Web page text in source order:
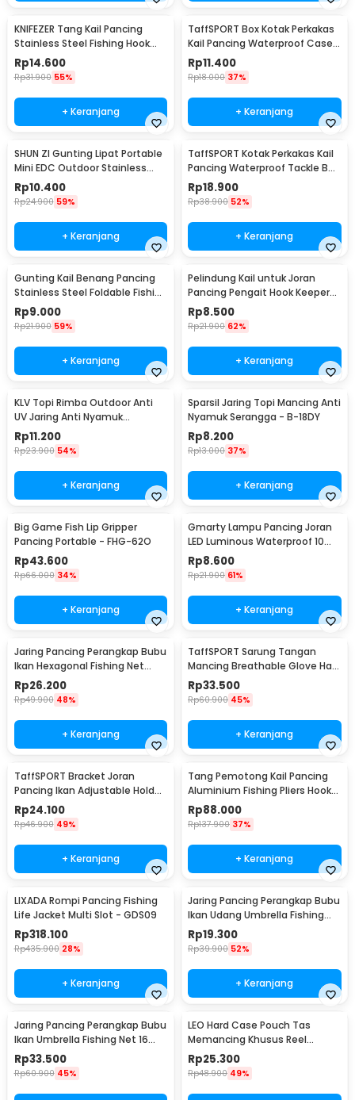
KNIFEZER Tang Kail Pancing
Stainless Steel Fishing Hook
Remover - J1352
Rp14.600
Rp31.900 55%
+ Keranjang
TaffSPORT Box Kotak Perkakas
Kail Pancing Waterproof Case -
Q041
Rp11.400
Rp18.000 37%
+ Keranjang
SHUN ZI Gunting Lipat Portable
Mini EDC Outdoor Stainless
Steel 20Gr13 - FS-08
Rp10.400
Rp24.900 59%
+ Keranjang
TaffSPORT Kotak Perkakas Kail
Pancing Waterproof Tackle Box
12 Grid - MCC01
Rp18.900
Rp38.900 52%
+ Keranjang
Gunting Kail Benang Pancing
Stainless Steel Foldable Fishing
Scissors - GK01
Rp9.000
Rp21.900 59%
+ Keranjang
Pelindung Kail untuk Joran
Pancing Pengait Hook Keeper
10 PCS
Rp8.500
Rp21.900 62%
+ Keranjang
KLV Topi Rimba Outdoor Anti
UV Jaring Anti Nyamuk
Poliester Boonie Hat - TP33
Rp11.200
Rp23.900 54%
+ Keranjang
Sparsil Jaring Topi Mancing Anti
Nyamuk Serangga - B-18DY
Rp8.200
Rp13.000 37%
+ Keranjang
Big Game Fish Lip Gripper
Pancing Portable - FHG-62O
Rp43.600
Rp66.000 34%
+ Keranjang
Gmarty Lampu Pancing Joran
LED Luminous Waterproof 10
PCS - Q0142
Rp8.600
Rp21.900 61%
+ Keranjang
Jaring Pancing Perangkap Bubu
Ikan Hexagonal Fishing Net
Trap 8 Hole
Rp26.200
Rp49.900 48%
+ Keranjang
TaffSPORT Sarung Tangan
Mancing Breathable Glove Half
Finger 1 Pair - DW-GRTX
Rp33.500
Rp60.900 45%
+ Keranjang
TaffSPORT Bracket Joran
Pancing Ikan Adjustable Holder
1.7M - V-003
Rp24.100
Rp46.900 49%
+ Keranjang
Tang Pemotong Kail Pancing
Aluminium Fishing Pliers Hook
Remover
Rp88.000
Rp137.900 37%
+ Keranjang
LIXADA Rompi Pancing Fishing
Life Jacket Multi Slot - GDS09
Rp318.100
Rp435.900 28%
+ Keranjang
Jaring Pancing Perangkap Bubu
Ikan Udang Umbrella Fishing
Net 5 Hole
Rp19.300
Rp39.900 52%
+ Keranjang
Jaring Pancing Perangkap Bubu
Ikan Umbrella Fishing Net 16
Holes - H14572
Rp33.500
Rp60.900 45%
LEO Hard Case Pouch Tas
Memancing Khusus Reel
Pancing - F-49
Rp25.300
Rp48.900 49%